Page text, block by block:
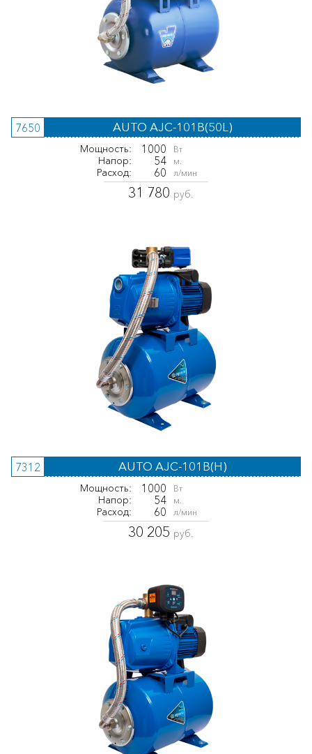
7650 AUTO AJC-101B(50L)
Мощность: 1000 Вт
Напор: 54 м.
Расход: 60 л/мин
31 780 руб.
7312 AUTO AJC-101B(H)
Мощность: 1000 Вт
Напор: 54 м.
Расход: 60 л/мин
30 205 руб.